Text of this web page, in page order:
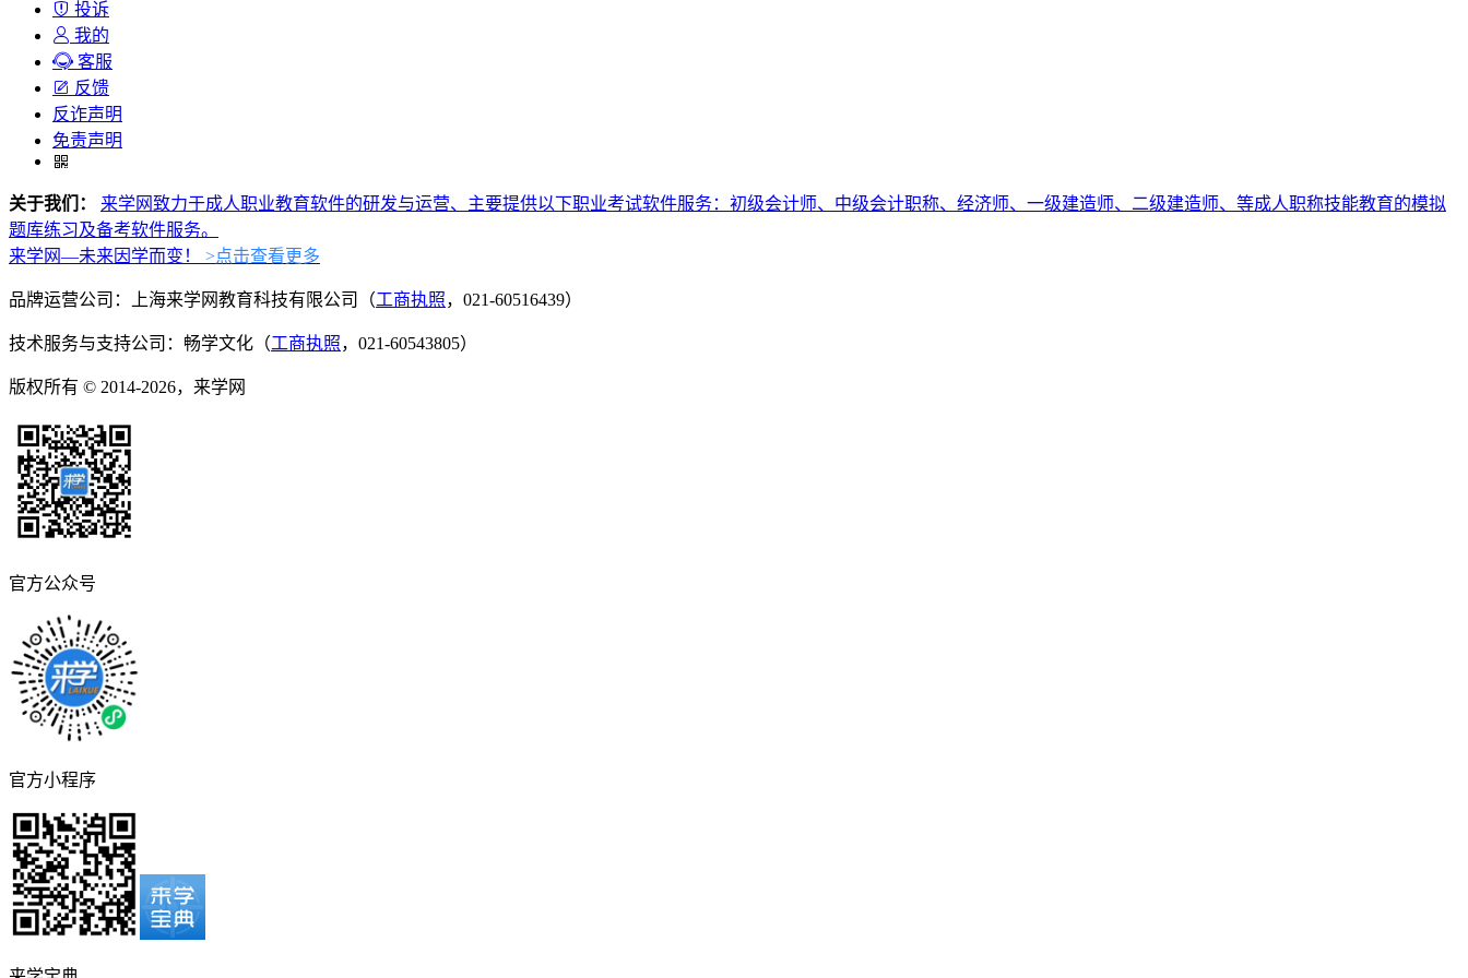
投诉
我的
客服
反馈
反诈声明
免责声明
关于我们：
来学网致力于成人职业教育软件的研发与运营、主要提供以下职业考试软件服务：初级会计师、中级会计职称、经济师、一级建造师、二级建造师、等成人职称技能教育的模拟
题库练习及备考软件服务。
来学网—未来因学而变！
>点击查看更多
品牌运营公司：上海来学网教育科技有限公司（工商执照，021-60516439）
技术服务与支持公司：畅学文化（工商执照，021-60543805）
版权所有 © 2014-2026，来学网
官方公众号
官方小程序